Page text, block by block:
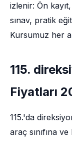
izlenir: Ön
sınav, pratik
Kursumuz her
115.
Fiyatları
115.'da
araç sınıfına